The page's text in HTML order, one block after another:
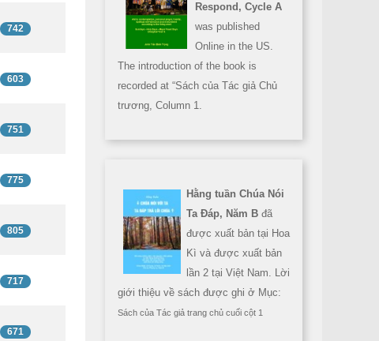
742
603
751
775
805
717
671
Respond, Cycle A
was published
Online in the US.
The introduction of the book is
recorded at “Sách của Tác giả Chủ
trương, Column 1.
Hằng tuần Chúa Nói
Ta Đáp, Năm B đã
được xuất bản tại Hoa
Kì và được xuất bản
lần 2 tại Việt Nam. Lời
giới thiệu về sách được ghi ở Mục:
Sách của Tác giả trang chủ cuối cột 1